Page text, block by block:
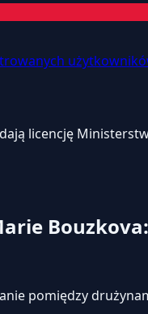
licencję
pomiędzy